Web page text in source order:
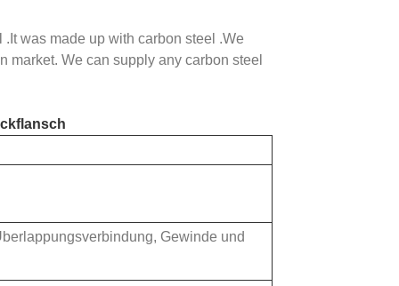
was made up with carbon steel .We
market. We can supply any carbon steel
Gewinde und